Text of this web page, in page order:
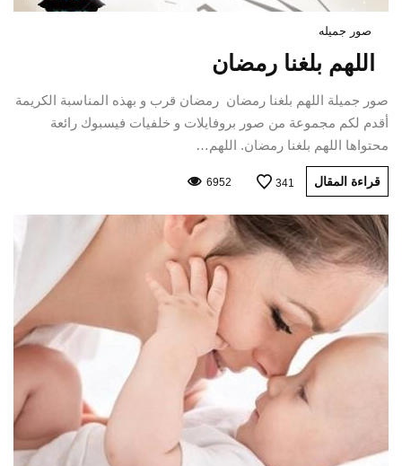
صور جميله
اللهم بلغنا رمضان
صور جميلة اللهم بلغنا رمضان رمضان قرب و بهذه المناسبة الكريمة
أقدم لكم مجموعة من صور بروفايلات و خلفيات فيسبوك رائعة
محتواها اللهم بلغنا رمضان. اللهم…
قراءة المقال 341
6952